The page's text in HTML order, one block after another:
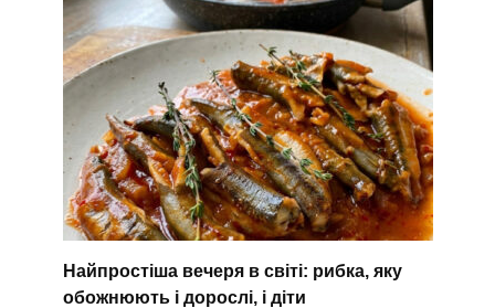
Найпростіша вечеря в світі: рибка, яку
обожнюють і дорослі, і діти